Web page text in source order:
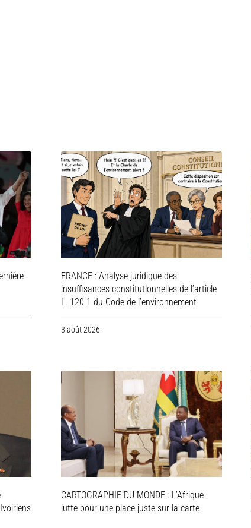
FRANCE : Analyse juridique des
insuffisances constitutionnelles de l’article
L. 120-1 du Code de l’environnement
3 août 2026
CARTOGRAPHIE DU MONDE : L’Afrique
lutte pour une place juste sur la carte